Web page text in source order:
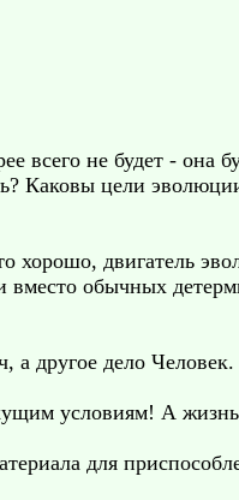
всего не будет - она
Каковы цели
двигатель
обычных
другое дело Человек.
условиям! А
для